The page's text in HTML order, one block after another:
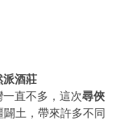
派酒莊
直不多，這次尋俠
闢土，帶來許多不同